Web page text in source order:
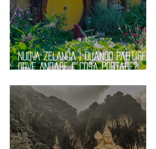
NUOVA ZELANDA | Quando Partire,
Dove Andare e Cosa Portare?